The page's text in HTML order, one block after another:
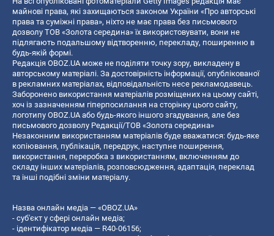
майнові права, які захищаються законом України «Про авторські
права та суміжні права», ніхто не має права без письмового
дозволу ТОВ «Золота середина» їх використовувати, вони не
підлягають подальшому відтворенню, перекладу, поширенню в
будь-якій формі.
Редакція OBOZ.UA може не поділяти точку зору, викладену в
авторському матеріалі. За достовірність інформації, опублікованої
в рекламних матеріалах, відповідальність несе рекламодавець.
Заборонено використання матеріалів розміщених на цьому сайті,
хоч із зазначенням гіперпосилання на сторінку цього сайту,
логотипу OBOZ.UA або будь-якого іншого згадування, але без
письмового дозволу Редакції/ТОВ «Золота середина»
Незаконним використанням матеріалів буде вважатися: будь-яке
копiювання, публiкацiя, передрук, наступне поширення,
використання, переробка з використанням, включенням до
складу інших матеріалів, розповсюдження, адаптація, переклад
та інші подібні зміни матеріалу.
Назва онлайн медіа — «OBOZ.UA»
- суб'єкт у сфері онлайн медіа;
- ідентифікатор медіа — R40-06156;